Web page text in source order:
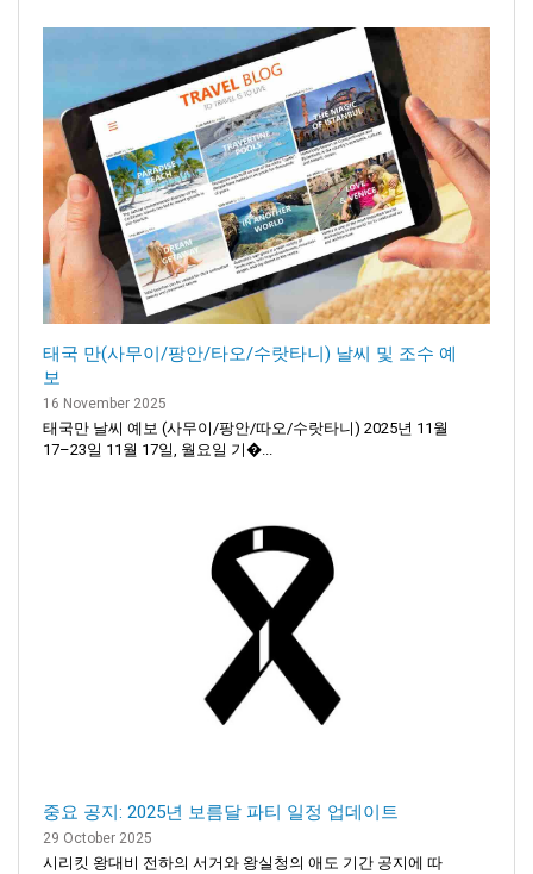
태국 만(사무이/팡안/타오/수랏타니) 날씨 및 조수 예
보
16 November 2025
태국만 날씨 예보 (사무이/팡안/따오/수랏타니) 2025년 11월
17–23일 11월 17일, 월요일 기�...
중요 공지: 2025년 보름달 파티 일정 업데이트
29 October 2025
시리킷 왕대비 전하의 서거와 왕실청의 애도 기간 공지에 따